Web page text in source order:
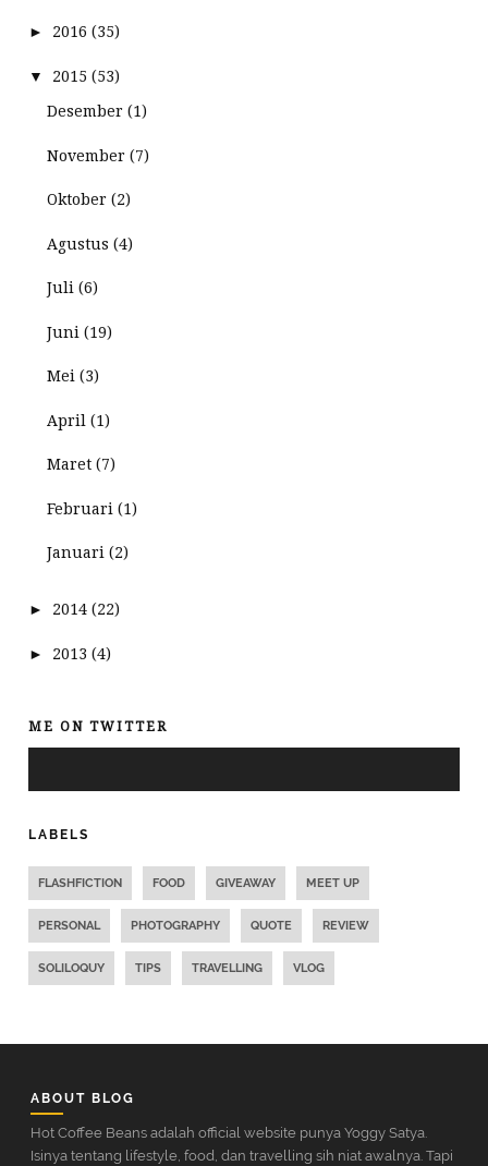
► 2016(35)
▼ 2015(53)
Desember (1)
November (7)
Oktober (2)
Agustus (4)
Juli (6)
Juni (19)
Mei (3)
April (1)
Maret (7)
Februari (1)
Januari (2)
► 2014(22)
► 2013(4)
ME ON TWITTER
LABELS
FLASHFICTION FOOD GIVEAWAY MEET UP
PERSONAL PHOTOGRAPHY QUOTE REVIEW
SOLILOQUY TIPS TRAVELLING VLOG
ABOUT BLOG
Hot Coffee Beans adalah official website punya Yoggy Satya.
Isinya tentang lifestyle, food, dan travelling sih niat awalnya. Tapi